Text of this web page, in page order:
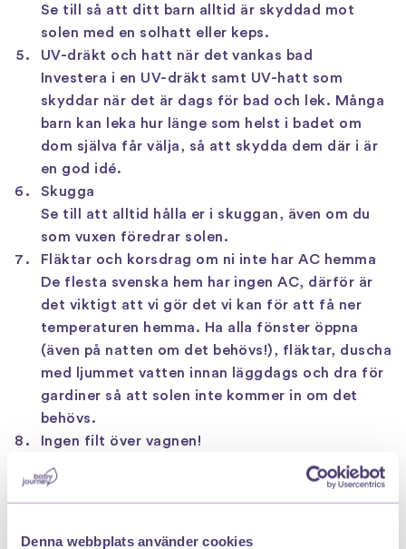
Denna webbplats använder cookies
Se till så att ditt barn alltid är skyddad mot
solen med en solhatt eller keps.
UV-dräkt och hatt när det vankas bad
Investera i en UV-dräkt samt UV-hatt som
skyddar när det är dags för bad och lek. Många
barn kan leka hur länge som helst i badet om
dom själva får välja, så att skydda dem där i är
en god idé.
Skugga
Se till att alltid hålla er i skuggan, även om du
som vuxen föredrar solen.
Fläktar och korsdrag om ni inte har AC hemma
De flesta svenska hem har ingen AC, därför är
det viktigt att vi gör det vi kan för att få ner
temperaturen hemma. Ha alla fönster öppna
(även på natten om det behövs!), fläktar, duscha
med ljummet vatten innan läggdags och dra för
gardiner så att solen inte kommer in om det
behövs.
Ingen filt över vagnen!
Ett vanligt misstag är att lägga en filt över
vagnen för att solen inte ska komma in när